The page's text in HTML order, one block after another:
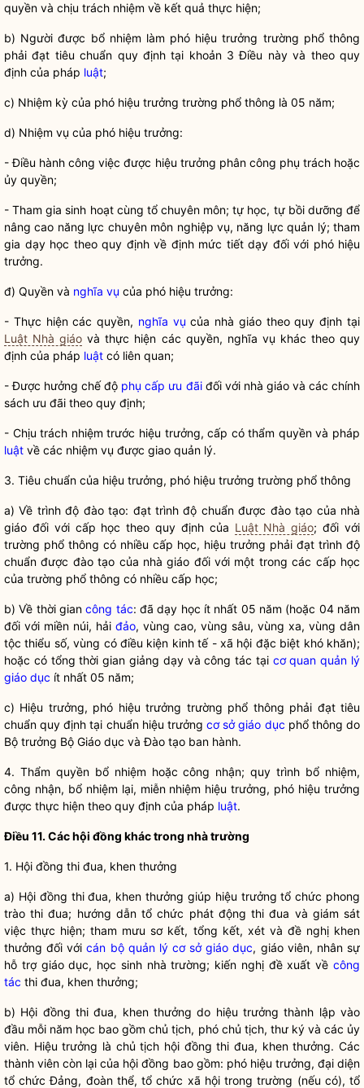
quyền và chịu trách nhiệm về kết quả thực hiện;
b) Người được bổ nhiệm làm phó hiệu trưởng trường phổ thông
phải đạt tiêu chuẩn quy định tại khoản 3 Điều này và theo quy
định của pháp luật;
c) Nhiệm kỳ của phó hiệu trưởng trường phổ thông là 05 năm;
d) Nhiệm vụ của phó hiệu trưởng:
- Điều hành công việc được hiệu trưởng phân công phụ trách hoặc
ủy quyền;
- Tham gia sinh hoạt cùng tổ chuyên môn; tự học, tự bồi dưỡng để
nâng cao năng lực chuyên môn nghiệp vụ, năng lực quản lý; tham
gia dạy học theo quy định về định mức tiết dạy đối với phó hiệu
trưởng.
đ) Quyền và nghĩa vụ của phó hiệu trưởng:
- Thực hiện các quyền, nghĩa vụ của nhà giáo theo quy định tại
Luật Nhà giáo và thực hiện các quyền, nghĩa vụ khác theo quy
định của pháp luật có liên quan;
- Được hưởng chế độ phụ cấp ưu đãiđối với nhà giáo và các chính
sách ưu đãi theo quy định;
- Chịu trách nhiệm trước hiệu trưởng, cấp có thẩm quyềnvà pháp
luật về các nhiệm vụ được giao quản lý.
3. Tiêu chuẩn của hiệu trưởng, phó hiệu trưởng trường phổ thông
a) Về trình độ đào tạo: đạt trình độ chuẩn được đào tạo của nhà
giáo đối với cấp học theo quy định của Luật Nhà giáo; đối với
trường phổ thông có nhiều cấp học, hiệu trưởng phải đạt trình độ
chuẩn được đào tạo của nhà giáo đối với một trong các cấp học
của trường phổ thông có nhiều cấp học;
b) Về thời giancông tác: đã dạy học ít nhất 05 năm (hoặc 04 năm
đối với miền núi, hải đảo, vùng cao, vùng sâu, vùng xa, vùng dân
tộc thiểu số, vùng có điều kiện kinh tế - xã hội đặc biệt khó khăn);
hoặc có tổng thời gian giảng dạy vàcông tác tại cơ quan quản lý
giáo dục ít nhất 05 năm;
c) Hiệu trưởng, phó hiệu trưởng trường phổ thông phải đạt tiêu
chuẩn quy định tại chuẩn hiệu trưởngcơ sở giáo dục phổ thông do
Bộ trưởng Bộ Giáo dục và Đào tạo ban hành.
4. Thẩm quyềnbổ nhiệm hoặc công nhận; quy trình bổ nhiệm,
công nhận, bổ nhiệm lại, miễn nhiệm hiệu trưởng, phó hiệu trưởng
được thực hiện theo quy định của pháp luật.
Điều 11. Các hội đồng khác trong nhà trường
1. Hội đồng thi đua, khen thưởng
a) Hội đồng thi đua, khen thưởng giúp hiệu trưởng tổ chức phong
trào thi đua; hướng dẫn tổ chức phát động thi đua và giám sát
việc thực hiện; tham mưu sơ kết, tổng kết, xét và đề nghị khen
thưởng đối vớicán bộ quản lý cơ sở giáo dục, giáo viên, nhân sự
hỗ trợ giáo dục, học sinh nhà trường; kiến nghị đề xuất về công
tác thi đua, khen thưởng;
b) Hội đồng thi đua, khen thưởng do hiệu trưởng thành lập vào
đầu mỗi năm học bao gồm chủ tịch, phó chủ tịch, thư ký và các ủy
viên. Hiệu trưởng là chủ tịch hội đồng thi đua, khen thưởng. Các
thành viên còn lại của hội đồng bao gồm: phó hiệu trưởng, đại diện
tổ chức Đảng, đoàn thể, tổ chức xã hội trong trường (nếu có), tổ